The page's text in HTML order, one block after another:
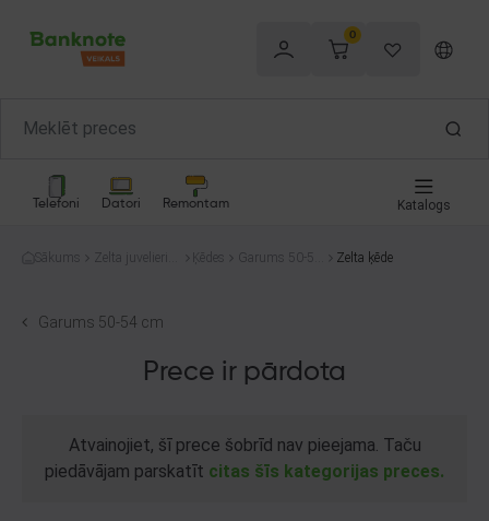
0
Telefoni Datori Remontam Katalogs
Sākums
Zelta juvelierizs
Ķēdes
Garums 50-54
Zelta ķēde
Garums 50-54 cm
Prece ir pārdota
Atvainojiet, šī prece šobrīd nav pieejama. Taču
piedāvājam parskatīt citas šīs kategorijas preces.